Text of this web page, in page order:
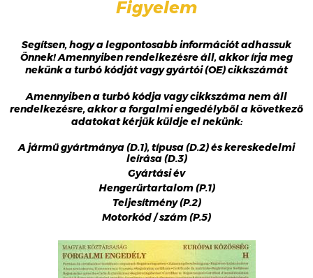
Figyelem
Segítsen, hogy a legpontosabb információt adhassuk
Önnek! Amennyiben rendelkezésre áll, akkor írja meg
nekünk a turbó kódját vagy gyártói (OE) cikkszámát
Amennyiben a turbó kódja vagy cikkszáma nem áll
rendelkezésre, akkor a forgalmi engedélyből a következő
adatokat kérjük küldje el nekünk:
A jármű gyártmánya (D.1), típusa (D.2) és kereskedelmi
leírása (D.3)
Gyártási év
Hengerűrtartalom (P.1)
Teljesítmény (P.2)
Motorkód / szám (P.5)